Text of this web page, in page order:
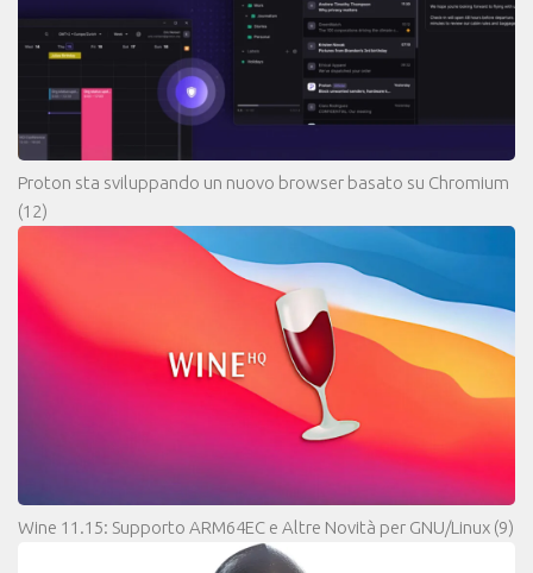
Proton sta sviluppando un nuovo browser basato su Chromium
(12)
Wine 11.15: Supporto ARM64EC e Altre Novità per GNU/Linux (9)